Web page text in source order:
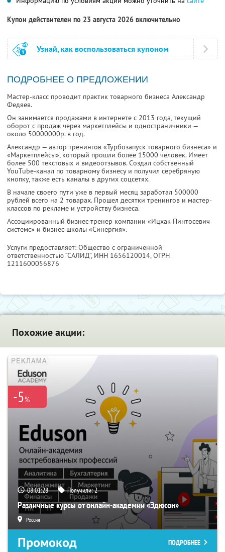
Купон действителен по 23 августа 2026 включительно
Узнай, как воспользоваться купоном
ПОДРОБНЕЕ О ПРЕДЛОЖЕНИИ
Мастер-класс проводит практик товарного бизнеса Александр
Федяев.
Он занимается продажами в интернете с 2013 года, текущий
оборот с продаж через маркетплейсы и одностраничники —
около 50000000р. в год.
Александр — автор тренингов «Турбозапуск товарного бизнеса» и
«Маркетплейсы», который прошли более 15000 человек. Имеет
более 500 текстовых и видеоотзывов. Создал собственный
YouTube-канал по товарному бизнесу и получил серебряную
кнопку, также есть каналы в других соцсетях.
В начале своего пути уже в первый месяц заработал 500000
рублей всего на 2 товарах. Прошел десятки тренингов и мастер-
классов по рекламе и устройству бизнеса.
Ассоциированный бизнес-тренер компании «Ицхак Пинтосевич
системс» и бизнес-школы «Синергия».
Услуги предоставляет: Общество с ограниченной
ответственностью “САЛИД”, ИНН 1656120014, ОГРН
1211600056876
Похожие акции:
-5%
08:01:27 Получили:2
Различные курсы от онлайн-академии «Эдюсон»
Россия
Промокод ПОДРОБНЕЕ